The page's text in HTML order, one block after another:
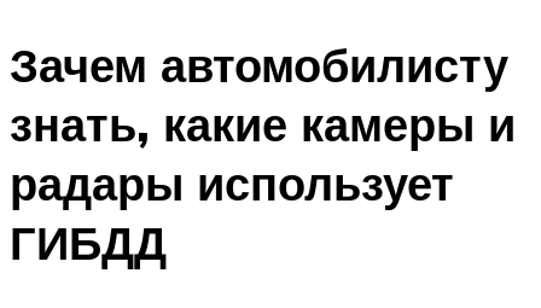
Зачем автомобилисту
знать, какие камеры и
радары использует
ГИБДД